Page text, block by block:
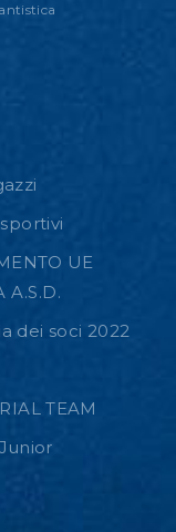
UE
A.S.D.
dei soci 2022
TEAM